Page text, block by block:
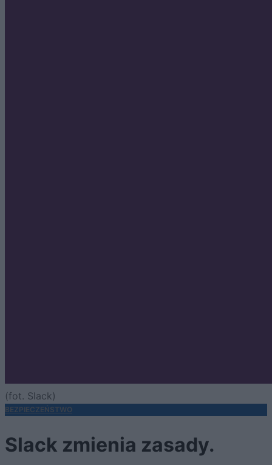
(fot. Slack)
BEZPIECZEŃSTWO
Slack zmienia zasady.